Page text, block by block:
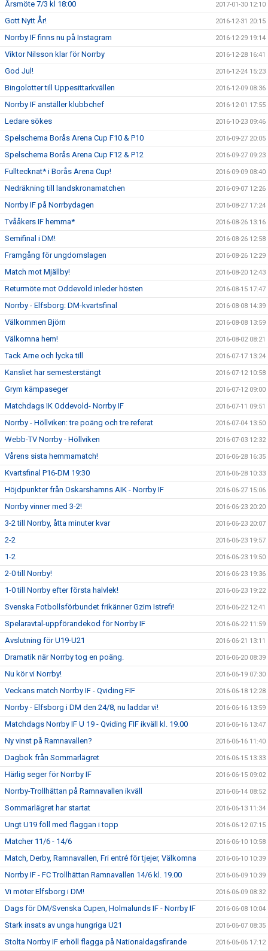
Årsmöte 7/3 kl 18:00 2017-01-30 12:10
Gott Nytt År! 2016-12-31 20:15
Norrby IF finns nu på Instagram 2016-12-29 19:14
Viktor Nilsson klar för Norrby 2016-12-28 16:41
God Jul! 2016-12-24 15:23
Bingolotter till Uppesittarkvällen 2016-12-09 08:36
Norrby IF anställer klubbchef 2016-12-01 17:55
Ledare sökes 2016-10-23 09:46
Spelschema Borås Arena Cup F10 & P10 2016-09-27 20:05
Spelschema Borås Arena Cup F12 & P12 2016-09-27 09:23
Fulltecknat* i Borås Arena Cup! 2016-09-09 08:40
Nedräkning till landskronamatchen 2016-09-07 12:26
Norrby IF på Norrbydagen 2016-08-27 17:24
Tvååkers IF hemma* 2016-08-26 13:16
Semifinal i DM! 2016-08-26 12:58
Framgång för ungdomslagen 2016-08-26 12:29
Match mot Mjällby! 2016-08-20 12:43
Returmöte mot Oddevold inleder hösten 2016-08-15 17:47
Norrby - Elfsborg: DM-kvartsfinal 2016-08-08 14:39
Välkommen Björn 2016-08-08 13:59
Välkomna hem! 2016-08-02 08:21
Tack Arne och lycka till 2016-07-17 13:24
Kansliet har semesterstängt 2016-07-12 10:58
Grym kämpaseger 2016-07-12 09:00
Matchdags IK Oddevold- Norrby IF 2016-07-11 09:51
Norrby - Höllviken: tre poäng och tre referat 2016-07-04 13:50
Webb-TV Norrby - Höllviken 2016-07-03 12:32
Vårens sista hemmamatch! 2016-06-28 16:35
Kvartsfinal P16-DM 19:30 2016-06-28 10:33
Höjdpunkter från Oskarshamns AIK - Norrby IF 2016-06-27 15:06
Norrby vinner med 3-2! 2016-06-23 20:20
3-2 till Norrby, åtta minuter kvar 2016-06-23 20:07
2-2 2016-06-23 19:57
1-2 2016-06-23 19:50
2-0 till Norrby! 2016-06-23 19:36
1-0 till Norrby efter första halvlek! 2016-06-23 19:22
Svenska Fotbollsförbundet frikänner Gzim Istrefi! 2016-06-22 12:41
Spelaravtal-uppförandekod för Norrby IF 2016-06-22 11:59
Avslutning för U19-U21 2016-06-21 13:11
Dramatik när Norrby tog en poäng. 2016-06-20 08:39
Nu kör vi Norrby! 2016-06-19 07:30
Veckans match Norrby IF - Qviding FIF 2016-06-18 12:28
Norrby - Elfsborg i DM den 24/8, nu laddar vi! 2016-06-16 13:59
Matchdags Norrby IF U 19 - Qviding FIF ikväll kl. 19.00 2016-06-16 13:47
Ny vinst på Ramnavallen? 2016-06-16 11:40
Dagbok från Sommarlägret 2016-06-15 13:33
Härlig seger för Norrby IF 2016-06-15 09:02
Norrby-Trollhättan på Ramnavallen ikväll 2016-06-14 08:52
Sommarlägret har startat 2016-06-13 11:34
Ungt U19 föll med flaggan i topp 2016-06-12 07:15
Matcher 11/6 - 14/6 2016-06-10 10:58
Match, Derby, Ramnavallen, Fri entré för tjejer, Välkomna 2016-06-10 10:39
Norrby IF - FC Trollhättan Ramnavallen 14/6 kl. 19.00 2016-06-09 10:39
Vi möter Elfsborg i DM! 2016-06-09 08:32
Dags för DM/Svenska Cupen, Holmalunds IF - Norrby IF 2016-06-08 10:04
Stark insats av unga hungriga U21 2016-06-07 08:35
Stolta Norrby IF erhöll flagga på Nationaldagsfirande 2016-06-06 17:12